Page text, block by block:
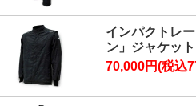
インパクトレ
ン」ジャケット
70,000円(税込